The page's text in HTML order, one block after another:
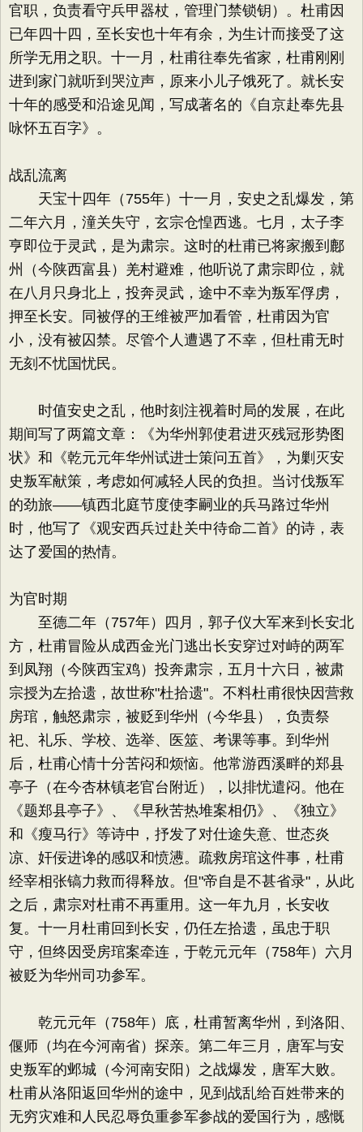
官职，负责看守兵甲器杖，管理门禁锁钥）。杜甫因
已年四十四，至长安也十年有余，为生计而接受了这
所学无用之职。十一月，杜甫往奉先省家，杜甫刚刚
进到家门就听到哭泣声，原来小儿子饿死了。就长安
十年的感受和沿途见闻，写成著名的《自京赴奉先县
咏怀五百字》。
战乱流离
天宝十四年（755年）十一月，安史之乱爆发，第
二年六月，潼关失守，玄宗仓惶西逃。七月，太子李
亨即位于灵武，是为肃宗。这时的杜甫已将家搬到鄜
州（今陕西富县）羌村避难，他听说了肃宗即位，就
在八月只身北上，投奔灵武，途中不幸为叛军俘虏，
押至长安。同被俘的王维被严加看管，杜甫因为官
小，没有被囚禁。尽管个人遭遇了不幸，但杜甫无时
无刻不忧国忧民。
时值安史之乱，他时刻注视着时局的发展，在此
期间写了两篇文章：《为华州郭使君进灭残冠形势图
状》和《乾元元年华州试进士策问五首》，为剿灭安
史叛军献策，考虑如何减轻人民的负担。当讨伐叛军
的劲旅——镇西北庭节度使李嗣业的兵马路过华州
时，他写了《观安西兵过赴关中待命二首》的诗，表
达了爱国的热情。
为官时期
至德二年（757年）四月，郭子仪大军来到长安北
方，杜甫冒险从成西金光门逃出长安穿过对峙的两军
到凤翔（今陕西宝鸡）投奔肃宗，五月十六日，被肃
宗授为左拾遗，故世称"杜拾遗"。不料杜甫很快因营救
房琯，触怒肃宗，被贬到华州（今华县），负责祭
祀、礼乐、学校、选举、医筮、考课等事。到华州
后，杜甫心情十分苦闷和烦恼。他常游西溪畔的郑县
亭子（在今杏林镇老官台附近），以排忧遣闷。他在
《题郑县亭子》、《早秋苦热堆案相仍》、《独立》
和《瘦马行》等诗中，抒发了对仕途失意、世态炎
凉、奸佞进谗的感叹和愤懑。疏救房琯这件事，杜甫
经宰相张镐力救而得释放。但"帝自是不甚省录"，从此
之后，肃宗对杜甫不再重用。这一年九月，长安收
复。十一月杜甫回到长安，仍任左拾遗，虽忠于职
守，但终因受房琯案牵连，于乾元元年（758年）六月
被贬为华州司功参军。
乾元元年（758年）底，杜甫暂离华州，到洛阳、
偃师（均在今河南省）探亲。第二年三月，唐军与安
史叛军的邺城（今河南安阳）之战爆发，唐军大败。
杜甫从洛阳返回华州的途中，见到战乱给百姓带来的
无穷灾难和人民忍辱负重参军参战的爱国行为，感慨